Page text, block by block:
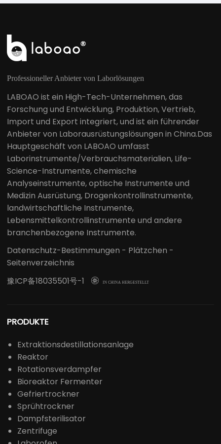
Professioneller Anbieter von Laborlösungen
LABOAO ist ein High-Tech-Unternehmen, das
Forschung und Entwicklung, Produktion, Vertrieb,
Import und Export integriert, und ist ein führender
Anbieter von Laborausrüstungslösungen in China.Das
Hauptgeschäft von LABOAO umfasst
Laborinstrumente/Verbrauchsmaterialien, Life-
Science-Instrumente, chemische
Analyseinstrumente, optische Instrumente und
Medizin Ausrüstung, Drogenkontrollinstrumente,
landwirtschaftliche Instrumente,
Lebensmittelkontrollinstrumente und andere
branchenbezogene Instrumente.
Datenschutz-Bestimmungen - Plätzchen -
Seitenverzeichnis
豫ICP备18035501号-1
 IN CHINA HERGESTELLT
PRODUKTE
Extraktionsdestillationsanlage
Reaktor
Rotationsverdampfer
Bioreaktor Fermenter
Gefriertrockner
Sprühtrockner
Dampfsterilisator
Zentrifuge